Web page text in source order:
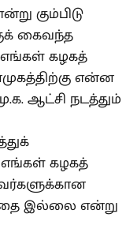
கும்பிடு
கைவந்த
கழகத்
என்ன
ஆட்சி நடத்தும்
எங்கள் கழகத்
இல்லை என்று